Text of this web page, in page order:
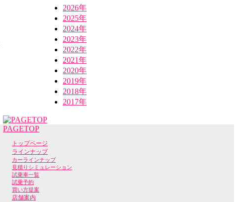
2026年
2025年
2024年
2023年
2022年
2021年
2020年
2019年
2018年
2017年
PAGETOP
トップページ
ラインナップ
カーラインナップ
見積りシミュレーション
試乗車一覧
試乗予約
買い方提案
店舗案内